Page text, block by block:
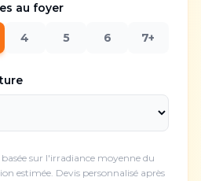
au foyer
4 5 6 7+
sur l'irradiance moyenne du
estimée. Devis personnalisé après